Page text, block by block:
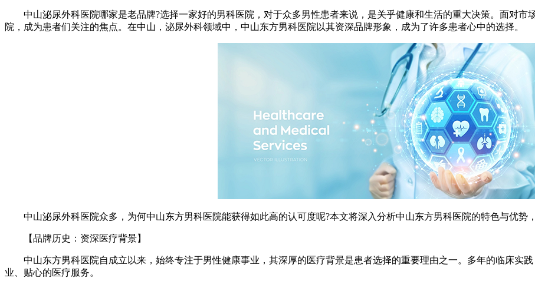
中山泌尿外科医院哪家是老品牌?选择一家好的男科医院，对于众多男性患者来说，是关乎健康和生活的重大决策。面对市
院，成为患者们关注的焦点。在中山，泌尿外科领域中，中山东方男科医院以其资深品牌形象，成为了许多患者心中的选择。
中山泌尿外科医院众多，为何中山东方男科医院能获得如此高的认可度呢?本文将深入分析中山东方男科医院的特色与优势
【品牌历史：资深医疗背景】
中山东方男科医院自成立以来，始终专注于男性健康事业，其深厚的医疗背景是患者选择的重要理由之一。多年的临床实
业、贴心的医疗服务。